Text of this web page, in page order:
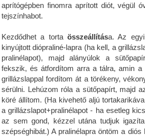
aprítógépben finomra aprított diót, végül
tejszínhabot.
Kezdődhet a torta összeállítása. Az
kinyújtott diópraliné-lapra (ha kell, a
pralinélapot), majd alányúlok a
fekszik, és átfordítom arra a tálra, amin
grillázslappal fordítom át a törékeny,
sérülni. Lehúzom róla a sütőpapírt, majd
köré állítom. (Ha kivehető aljú
a grillázslapot+pralinélapot - ha esetleg
az sem gond, kézzel utána tudjuk
szépséghibát.) A pralinélapra öntöm a